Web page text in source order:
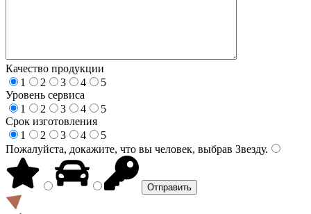
Качество продукции
1
2 3 4
5
Уровень сервиса
1
2 3 4
5
Срок изготовления
1
2 3 4
5
Пожалуйста, докажите, что вы человек, выбрав Звезду.